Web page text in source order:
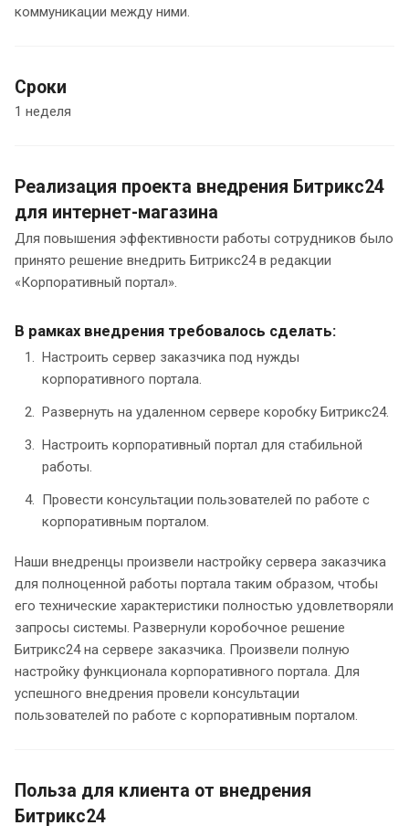
коммуникации между ними.
Сроки
1 неделя
Реализация проекта внедрения Битрикс24
для интернет-магазина
Для повышения эффективности работы сотрудников было
принято решение внедрить Битрикс24 в редакции
«Корпоративный портал».
В рамках внедрения требовалось сделать:
Настроить сервер заказчика под нужды
корпоративного портала.
Развернуть на удаленном сервере коробку Битрикс24.
Настроить корпоративный портал для стабильной
работы.
Провести консультации пользователей по работе с
корпоративным порталом.
Наши внедренцы произвели настройку сервера заказчика
для полноценной работы портала таким образом, чтобы
его технические характеристики полностью удовлетворяли
запросы системы. Развернули коробочное решение
Битрикс24 на сервере заказчика. Произвели полную
настройку функционала корпоративного портала. Для
успешного внедрения провели консультации
пользователей по работе с корпоративным порталом.
Польза для клиента от внедрения
Битрикс24